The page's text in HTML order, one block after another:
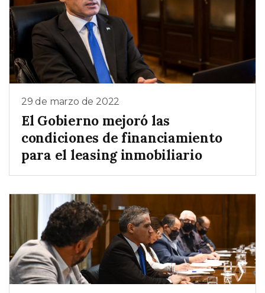
29 de marzo de 2022
El Gobierno mejoró las
condiciones de financiamiento
para el leasing inmobiliario